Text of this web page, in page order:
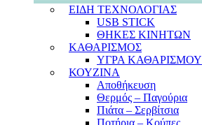
ΕΙΔΗ ΤΕΧΝΟΛΟΓΙΑΣ
USB STICK
ΘΗΚΕΣ ΚΙΝΗΤΩΝ
ΚΑΘΑΡΙΣΜΟΣ
ΥΓΡΑ ΚΑΘΑΡΙΣΜΟΥ
ΚΟΥΖΙΝΑ
Αποθήκευση
Θερμός – Παγούρια
Πιάτα – Σερβίτσια
Ποτήρια – Κούπες